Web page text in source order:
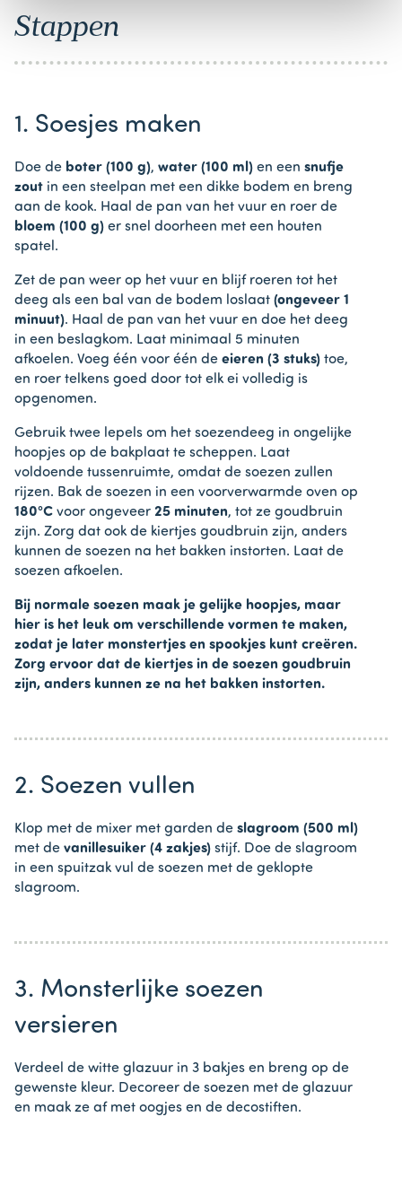
Stappen
1. Soesjes maken
Doe de boter (100 g), water (100 ml) en een snufje
zout in een steelpan met een dikke bodem en breng
aan de kook. Haal de pan van het vuur en roer de
bloem (100 g) er snel doorheen met een houten
spatel.
Zet de pan weer op het vuur en blijf roeren tot het
deeg als een bal van de bodem loslaat (ongeveer 1
minuut). Haal de pan van het vuur en doe het deeg
in een beslagkom. Laat minimaal 5 minuten
afkoelen. Voeg één voor één de eieren (3 stuks) toe,
en roer telkens goed door tot elk ei volledig is
opgenomen.
Gebruik twee lepels om het soezendeeg in ongelijke
hoopjes op de bakplaat te scheppen. Laat
voldoende tussenruimte, omdat de soezen zullen
rijzen. Bak de soezen in een voorverwarmde oven op
180°C voor ongeveer 25 minuten, tot ze goudbruin
zijn. Zorg dat ook de kiertjes goudbruin zijn, anders
kunnen de soezen na het bakken instorten. Laat de
soezen afkoelen.
Bij normale soezen maak je gelijke hoopjes, maar
hier is het leuk om verschillende vormen te maken,
zodat je later monstertjes en spookjes kunt creëren.
Zorg ervoor dat de kiertjes in de soezen goudbruin
zijn, anders kunnen ze na het bakken instorten.
2. Soezen vullen
Klop met de mixer met garden de slagroom (500 ml)
met de vanillesuiker (4 zakjes) stijf. Doe de slagroom
in een spuitzak vul de soezen met de geklopte
slagroom.
3. Monsterlijke soezen
versieren
Verdeel de witte glazuur in 3 bakjes en breng op de
gewenste kleur. Decoreer de soezen met de glazuur
en maak ze af met oogjes en de decostiften.